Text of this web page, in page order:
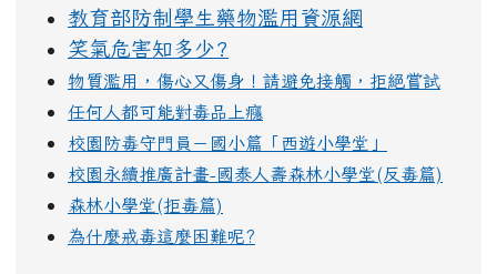
教育部防制學生藥物濫用資源網
笑氣危害知多少?
物質濫用，傷心又傷身！請避免接觸，拒絕嘗試
任何人都可能對毒品上癮
校園防毒守門員－國小篇「西遊小學堂」
校園永續推廣計畫-國泰人壽森林小學堂(反毒篇)
森林小學堂(拒毒篇)
為什麼戒毒這麼困難呢?